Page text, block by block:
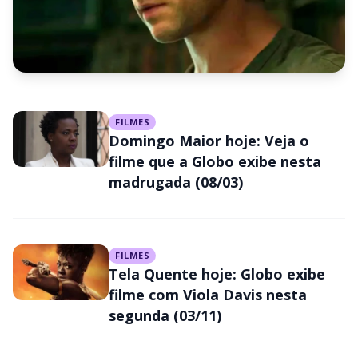
Super Tela hoje: confira o filme
que a Record exibe neste
sábado (11/04)
FILMES
Domingo Maior hoje: Veja o
filme que a Globo exibe nesta
madrugada (08/03)
FILMES
Tela Quente hoje: Globo exibe
filme com Viola Davis nesta
segunda (03/11)